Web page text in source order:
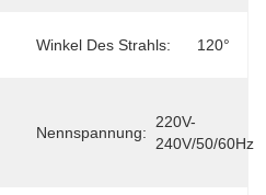
Winkel Des Strahls: 120°
Nennspannung:
220V-
240V/50/60Hz